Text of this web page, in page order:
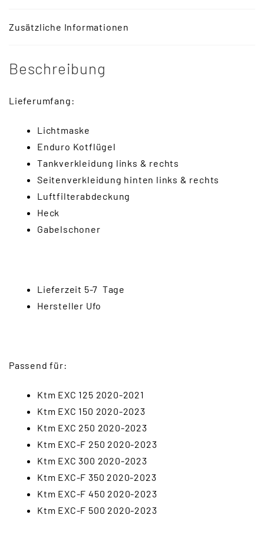
Zusätzliche Informationen
Beschreibung
Lieferumfang:
Lichtmaske
Enduro Kotflügel
Tankverkleidung links & rechts
Seitenverkleidung hinten links & rechts
Luftfilterabdeckung
Heck
Gabelschoner
Lieferzeit 5-7 Tage
Hersteller Ufo
Passend für:
Ktm EXC 125 2020-2021
Ktm EXC 150 2020-2023
Ktm EXC 250 2020-2023
Ktm EXC-F 250 2020-2023
Ktm EXC 300 2020-2023
Ktm EXC-F 350 2020-2023
Ktm EXC-F 450 2020-2023
Ktm EXC-F 500 2020-2023